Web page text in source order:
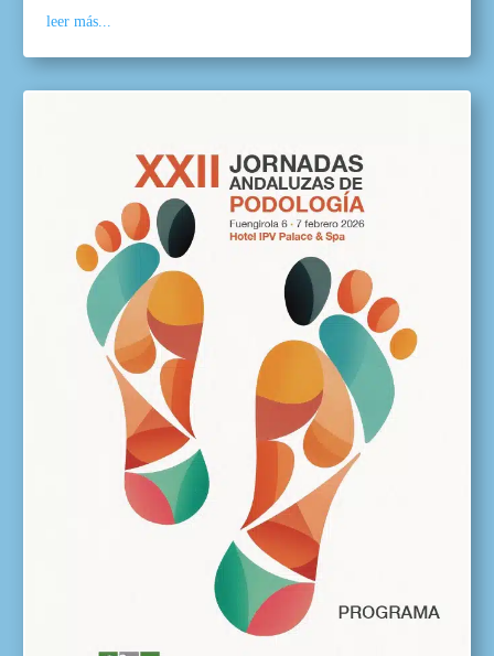
leer más...